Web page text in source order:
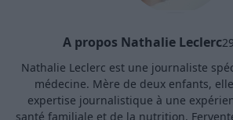
A propos Nathalie Leclerc
Nathalie Leclerc est une journaliste
médecine. Mère de deux enfants,
expertise journalistique à une
santé familiale et de la nutrition.